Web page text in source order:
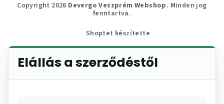
Copyright 2026 Devergo Veszprém Webshop. Minden jog
fenntartva.
Shoptet készítette
Elállás a szerződéstől